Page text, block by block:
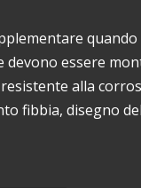
devono essere
alla
fibbia, disegno